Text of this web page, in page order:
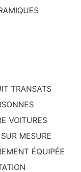
TRANSATS
VOITURES
MESURE
ÉQUIPÉE